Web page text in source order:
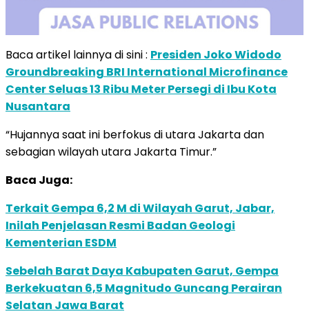
Baca artikel lainnya di sini : Presiden Joko Widodo
Groundbreaking BRI International Microfinance
Center Seluas 13 Ribu Meter Persegi di Ibu Kota
Nusantara
“Hujannya saat ini berfokus di utara Jakarta dan
sebagian wilayah utara Jakarta Timur.”
Baca Juga:
Terkait Gempa 6,2 M di Wilayah Garut, Jabar,
Inilah Penjelasan Resmi Badan Geologi
Kementerian ESDM
Sebelah Barat Daya Kabupaten Garut, Gempa
Berkekuatan 6,5 Magnitudo Guncang Perairan
Selatan Jawa Barat